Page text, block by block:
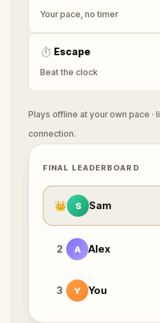
Your pace, no timer
⏱ Escape
Beat the clock
Plays offline at your own pace ·
connection.
FINAL LEADERBOARD
👑 S Sam
2 A Alex
3 Y You